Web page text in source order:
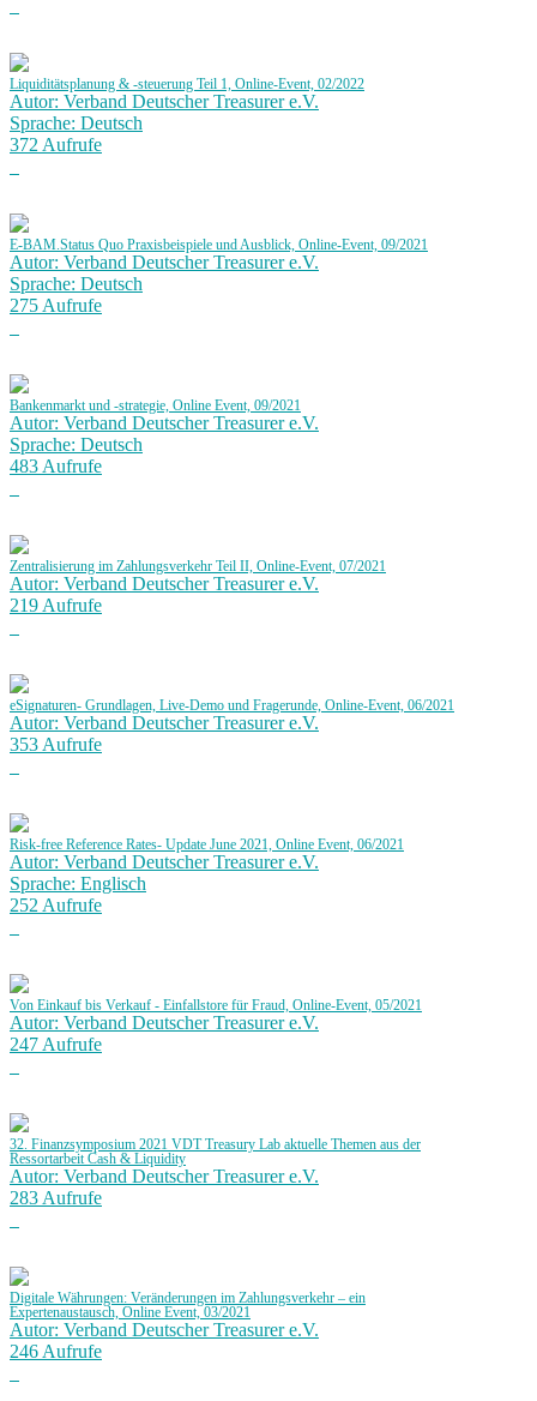
Liquiditätsplanung & -steuerung Teil 1, Online-Event, 02/2022
Autor: Verband Deutscher Treasurer e.V.
Sprache: Deutsch
372 Aufrufe
E-BAM.Status Quo Praxisbeispiele und Ausblick, Online-Event, 09/2021
Autor: Verband Deutscher Treasurer e.V.
Sprache: Deutsch
275 Aufrufe
Bankenmarkt und -strategie, Online Event, 09/2021
Autor: Verband Deutscher Treasurer e.V.
Sprache: Deutsch
483 Aufrufe
Zentralisierung im Zahlungsverkehr Teil II, Online-Event, 07/2021
Autor: Verband Deutscher Treasurer e.V.
219 Aufrufe
eSignaturen- Grundlagen, Live-Demo und Fragerunde, Online-Event, 06/2021
Autor: Verband Deutscher Treasurer e.V.
353 Aufrufe
Risk-free Reference Rates- Update June 2021, Online Event, 06/2021
Autor: Verband Deutscher Treasurer e.V.
Sprache: Englisch
252 Aufrufe
Von Einkauf bis Verkauf - Einfallstore für Fraud, Online-Event, 05/2021
Autor: Verband Deutscher Treasurer e.V.
247 Aufrufe
32. Finanzsymposium 2021 VDT Treasury Lab aktuelle Themen aus der
Ressortarbeit Cash & Liquidity
Autor: Verband Deutscher Treasurer e.V.
283 Aufrufe
Digitale Währungen: Veränderungen im Zahlungsverkehr – ein
Expertenaustausch, Online Event, 03/2021
Autor: Verband Deutscher Treasurer e.V.
246 Aufrufe